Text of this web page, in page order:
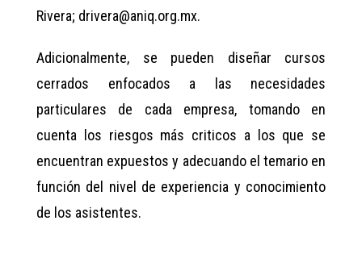
Rivera; drivera@aniq.org.mx.
Adicionalmente, se pueden diseñar cursos
cerrados enfocados a las necesidades
particulares de cada empresa, tomando en
cuenta los riesgos más criticos a los que se
encuentran expuestos y adecuando el temario en
función del nivel de experiencia y conocimiento
de los asistentes.